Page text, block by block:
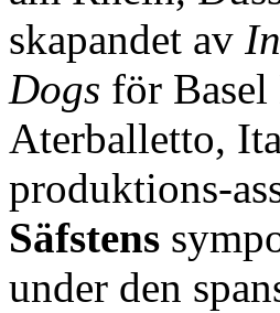
skapandet av
Dogs för Basel
Aterballetto,
produktions-
Säfstens
under den